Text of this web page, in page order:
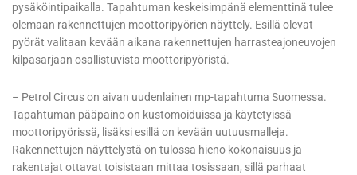
pysäköintipaikalla. Tapahtuman keskeisimpänä elementtinä tulee
olemaan rakennettujen moottoripyörien näyttely. Esillä olevat
pyörät valitaan kevään aikana rakennettujen harrasteajoneuvojen
kilpasarjaan osallistuvista moottoripyöristä.
– Petrol Circus on aivan uudenlainen mp-tapahtuma Suomessa.
Tapahtuman pääpaino on kustomoiduissa ja käytetyissä
moottoripyörissä, lisäksi esillä on kevään uutuusmalleja.
Rakennettujen näyttelystä on tulossa hieno kokonaisuus ja
rakentajat ottavat toisistaan mittaa tosissaan, sillä parhaat